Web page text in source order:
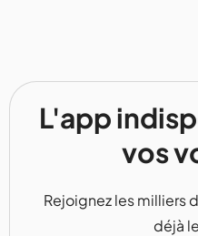
L'app
vos
Rejoignez les milliers
déjà le